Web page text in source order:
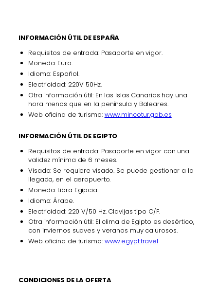
INFORMACIÓN ÚTIL DE ESPAÑA
Requisitos de entrada: Pasaporte en vigor.
Moneda: Euro.
Idioma: Español.
Electricidad: 220V 50Hz.
Otra información útil: En las Islas Canarias hay una
hora menos que en la península y Baleares.
Web oficina de turismo: www.mincotur.gob.es
INFORMACIÓN ÚTIL DE EGIPTO
Requisitos de entrada: Pasaporte en vigor con una
validez mínima de 6 meses.
Visado: Se requiere visado. Se puede gestionar a la
llegada, en el aeropuerto.
Moneda: Libra Egipcia.
Idioma: Árabe.
Electricidad: 220 V/50 Hz. Clavijas tipo C/F.
Otra información útil: El clima de Egipto es desértico,
con inviernos suaves y veranos muy calurosos.
Web oficina de turismo: www.egypt.travel
CONDICIONES DE LA OFERTA